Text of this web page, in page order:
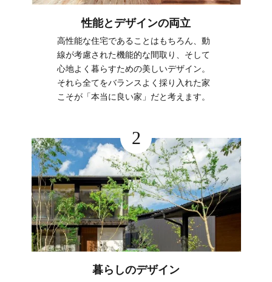
性能とデザインの両立
高性能な住宅であることはもちろん、動
線が考慮された機能的な間取り、そして
心地よく暮らすための美しいデザイン。
それら全てをバランスよく採り入れた家
こそが「本当に良い家」だと考えます。
2
暮らしのデザイン